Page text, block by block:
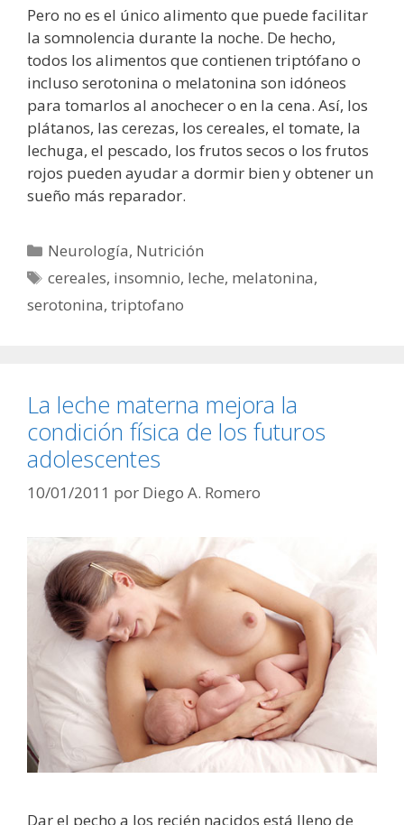
Pero no es el único alimento que puede facilitar
la somnolencia durante la noche. De hecho,
todos los alimentos que contienen triptófano o
incluso serotonina o melatonina son idóneos
para tomarlos al anochecer o en la cena. Así, los
plátanos, las cerezas, los cereales, el tomate, la
lechuga, el pescado, los frutos secos o los frutos
rojos pueden ayudar a dormir bien y obtener un
sueño más reparador.
Categorías
Neurología, Nutrición
Etiquetas
cereales, insomnio, leche, melatonina,
serotonina, triptofano
La leche materna mejora la
condición física de los futuros
adolescentes
10/01/2011 por Diego A. Romero
Dar el pecho a los recién nacidos está lleno de